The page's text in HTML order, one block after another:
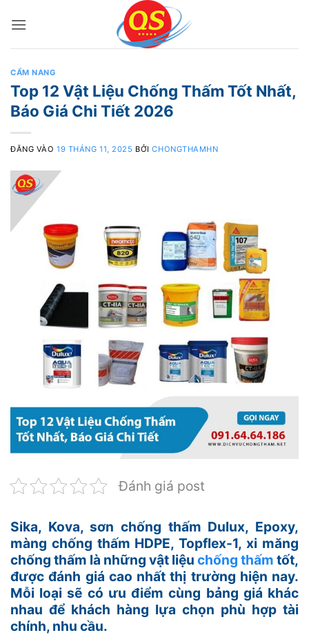
qua
CẨM NANG
Top 12 Vật Liệu Chống Thấm Tốt Nhất,
Báo Giá Chi Tiết 2026
ĐĂNG VÀO19 THÁNG 11, 2025 BỞICHONGTHAMHN
Đánh giá post
Sika, Kova, sơn chống thấm Dulux, Epoxy,
màng chống thấm HDPE, Topflex-1, xi măng
chống thấm là những vật liệu chống thấm tốt,
được đánh giá cao nhất thị trường hiện nay.
Mỗi loại sẽ có ưu điểm cùng bảng giá khác
nhau để khách hàng lựa chọn phù hợp tài
chính, nhu cầu.